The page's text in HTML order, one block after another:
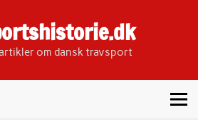
om dansk travsport